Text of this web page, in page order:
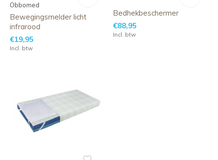
Obbomed
Bewegingsmelder licht
infrarood
€19,95
Incl. btw
Bedhekbeschermer
€88,95
Incl. btw